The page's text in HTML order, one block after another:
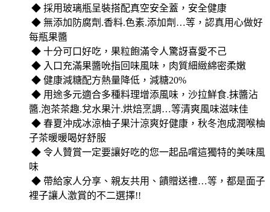
◆ 採用玻璃瓶呈裝搭配真空安全蓋，安全健康
◆ 無添加防腐劑.香料.色素.添加劑…等，認真用心做好
每瓶果醬
◆ 十分可口好吃，果粒飽滿令人驚訝喜愛不己
◆ 入口充滿果醬吮指回味風味，肉質細緻綿密柔嫩
◆ 健康減糖配方熱量降低，減糖20%
◆ 用途多元適合多種料理增添風味，沙拉鮮食.抹醬沾
醬.泡茶茶趣.兌水果汁.烘焙烹調…等清爽風味滋味佳
◆ 春夏沖成冰涼柚子果汁涼爽好健康，秋冬泡成潤喉柚
子茶暖暖喝好舒服
◆ 令人贊賞一定要讓好吃的您一起品嚐這獨特的美味風
味
◆ 帶給家人分享、親友共用、饋贈送禮…等，都是面子
裡子讓人激賞的不二選擇!!